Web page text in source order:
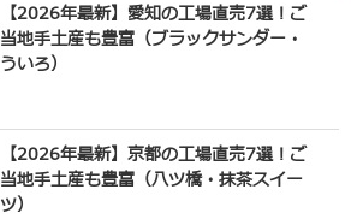
【2026年最新】愛知の工場直売7選！ご
当地手土産も豊富（ブラックサンダー・
ういろ）
【2026年最新】京都の工場直売7選！ご
当地手土産も豊富（八ツ橋・抹茶スイー
ツ）